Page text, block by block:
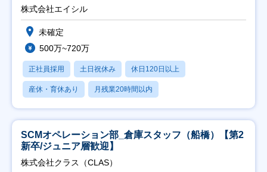
株式会社エイシル
未確定
500万~720万
正社員採用 土日祝休み 休日120日以上
産休・育休あり 月残業20時間以内
SCMオペレーション部_倉庫スタッフ（船橋）【第2
新卒/ジュニア層歓迎】
株式会社クラス（CLAS）